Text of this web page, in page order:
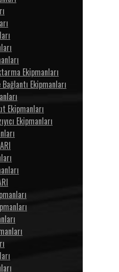
Ekipmanları
Bağlantı Ekipmanları
Ekipmanları
Ekipmanları